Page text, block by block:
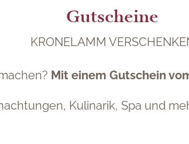
Gutscheine
KRONELAMM
Mit einem Gutschein
Kulinarik, Spa und